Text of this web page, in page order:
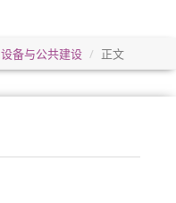
设备与公共建设 正文